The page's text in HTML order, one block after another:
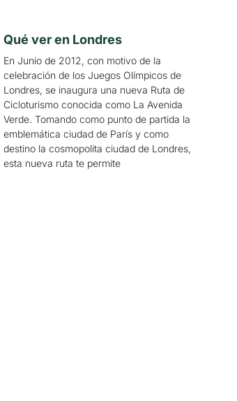
Qué ver en Londres
En Junio de 2012, con motivo de la
celebración de los Juegos Olímpicos de
Londres, se inaugura una nueva Ruta de
Cicloturismo conocida como La Avenida
Verde. Tomando como punto de partida la
emblemática ciudad de París y como
destino la cosmopolita ciudad de Londres,
esta nueva ruta te permite